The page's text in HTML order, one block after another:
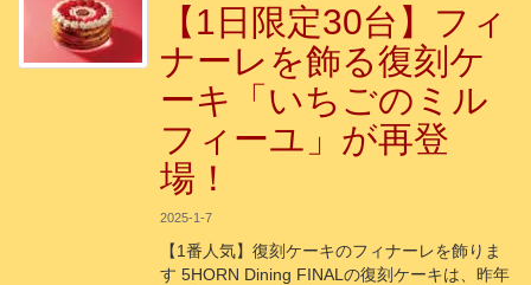
【1日限定30台】フィ
ナーレを飾る復刻ケ
ーキ「いちごのミル
フィーユ」が再登
場！
2025-1-7
【1番人気】復刻ケーキのフィナーレを飾りま
す 5HORN Dining FINALの復刻ケーキは、昨年